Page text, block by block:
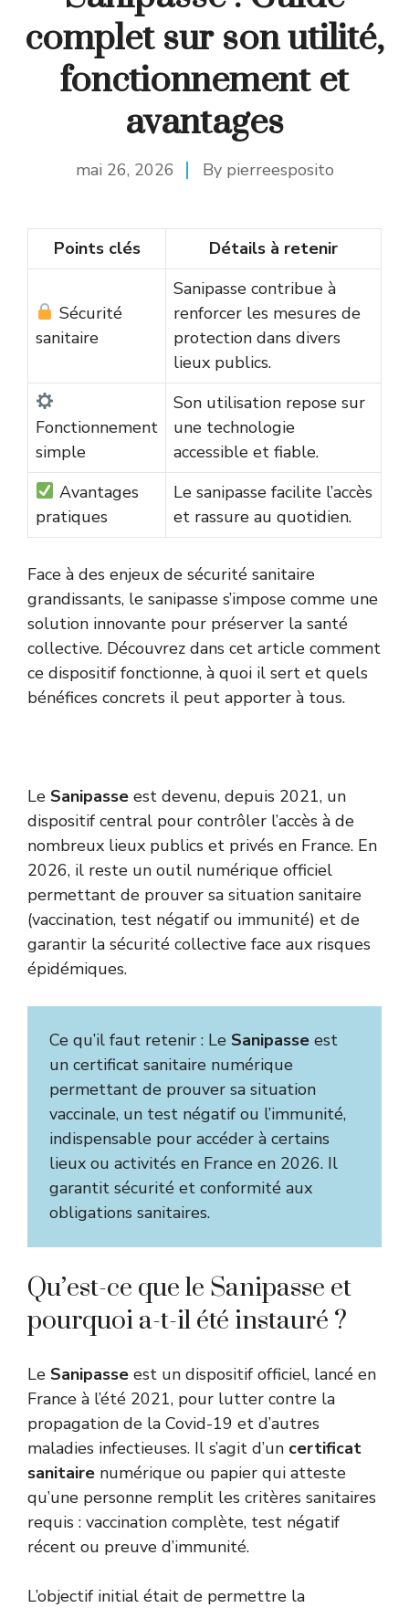
complet sur son utilité,
fonctionnement et
avantages
mai 26, 2026 By pierreesposito
Points clés Détails à retenir
Sécurité
sanitaire
Sanipasse contribue à
renforcer les mesures de
protection dans divers
lieux publics.
Fonctionnement
simple
Son utilisation repose sur
une technologie
accessible et fiable.
Avantages
pratiques
Le sanipasse facilite l’accès
et rassure au quotidien.
Face à des enjeux de sécurité sanitaire
grandissants, le sanipasse s’impose comme une
solution innovante pour préserver la santé
collective. Découvrez dans cet article comment
ce dispositif fonctionne, à quoi il sert et quels
bénéfices concrets il peut apporter à tous.
Le Sanipasse est devenu, depuis 2021, un
dispositif central pour contrôler l’accès à de
nombreux lieux publics et privés en France. En
2026, il reste un outil numérique officiel
permettant de prouver sa situation sanitaire
(vaccination, test négatif ou immunité) et de
garantir la sécurité collective face aux risques
épidémiques.
Ce qu’il faut retenir : Le Sanipasse est
un certificat sanitaire numérique
permettant de prouver sa situation
vaccinale, un test négatif ou l’immunité,
indispensable pour accéder à certains
lieux ou activités en France en 2026. Il
garantit sécurité et conformité aux
obligations sanitaires.
Qu’est-ce que le Sanipasse et
pourquoi a-t-il été instauré ?
Le Sanipasse est un dispositif officiel, lancé en
France à l’été 2021, pour lutter contre la
propagation de la Covid-19 et d’autres
maladies infectieuses. Il s’agit d’un certificat
sanitaire numérique ou papier qui atteste
qu’une personne remplit les critères sanitaires
requis : vaccination complète, test négatif
récent ou preuve d’immunité.
L’objectif initial était de permettre la